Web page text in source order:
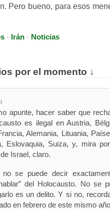
Pero bueno, para esos
· Irán · Noticias
por el momento ↓
↓
apunte, hacer saber que
es ilegal en Austria,
Alemania, Lituania,
Eslovaquia, Suiza, y, mira
Israel, claro.
se puede decir
del Holocausto. No se
es un delito. Y si no,
en febrero de este mismo